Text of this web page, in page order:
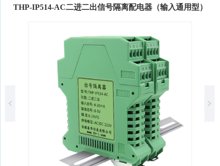
THP-IP514-AC二进二出信号隔离配电器（输入通用型）